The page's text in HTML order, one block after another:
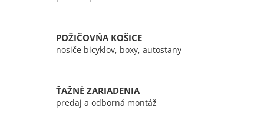
POŽIČOVŃA KOŠICE
nosiče bicyklov, boxy, autostany
ŤAŽNÉ ZARIADENIA
predaj a odborná montáž